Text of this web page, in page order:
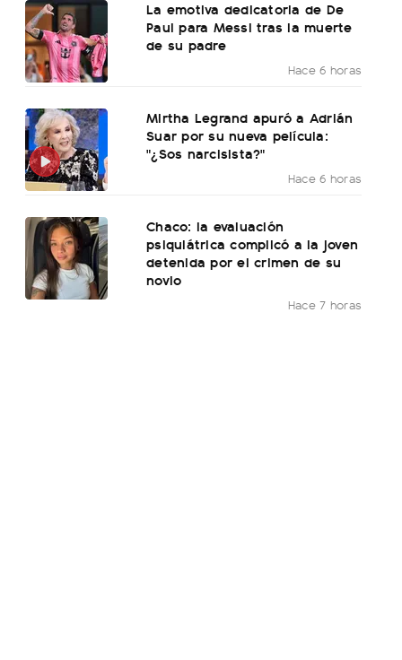
La emotiva dedicatoria de De
Paul para Messi tras la muerte
de su padre
Hace 6 horas
Mirtha Legrand apuró a Adrián
Suar por su nueva película:
"¿Sos narcisista?"
Hace 6 horas
Chaco: la evaluación
psiquiátrica complicó a la joven
detenida por el crimen de su
novio
Hace 7 horas